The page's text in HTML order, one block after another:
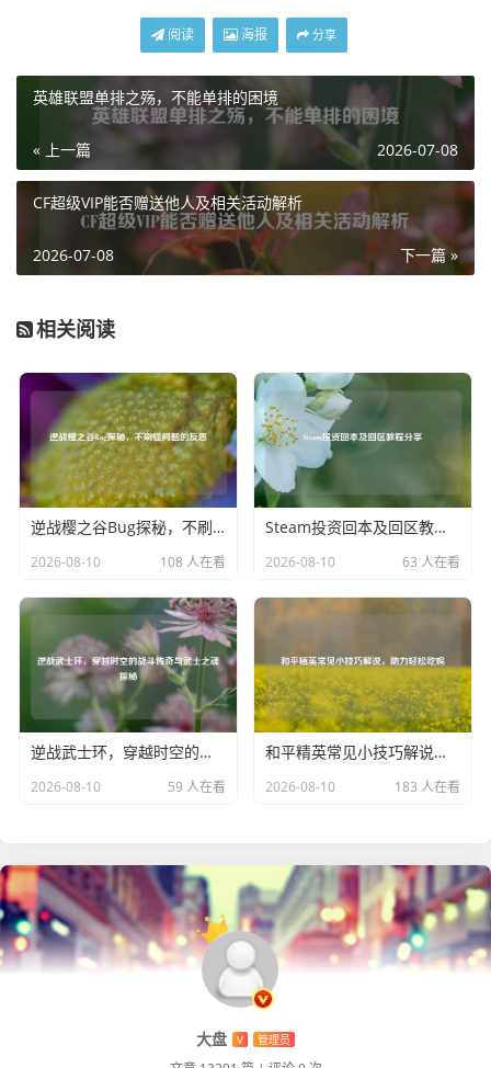
人心弦；inferno 里复杂的地形和激烈的交火，更是考验着
出自己的水平，给对手制造麻烦，也为观众奉献出精彩的战
在直播过程中,解说们专业且生动的讲解也为比赛增色不少，
他们不仅能够清晰地分析比赛局势，解读选手们的操作意
图，还能用幽默风趣的语言让观众们在紧张的比赛之余开怀
大笑，通过解说们的引导，观众们能更加深入地理解 CSGO
的游戏机制和战术策略，进一步提升了观看直播的乐趣。
TYLOO 的 CSGO 直播还不仅仅局限于比赛的呈现，战队会
训练情况，这不仅增加了粉丝与战队之间的互动，也让大家
看到了选手们为了提升实力而付出的努力，直播中还会有各
种有趣的互动环节，比如与观众进行线上问答、抽奖等，让
观众们有机会参与到直播中来，增强了粉丝的粘性。
对于热爱 CSGO TYLOO 的直播就像是一个学习和交流的平
台，大家可以学习到选手们的操作技巧，借鉴他们的战术思
路，与其他粉丝一起讨论游戏心得，每一次观看直播，都像
是一次电竞知识的充电，让人对 CSGO 这款游戏有了更深的
TYLOO 的 CSGO 直播以其精彩的比赛、专业的解说、丰富
的互动以及对电竞文化的传播，成为了电竞爱好者们不可或
缺的一部分，它让我们感受到了 CSGO 的无限魅力，也见证
了 TYLOO 战队在电竞道路上的拼搏与成长，相信在未来，T
YLOO 的 CSGO 直播将会继续为我们带来更多精彩的瞬间，
阅读 海报 分享
英雄联盟单排之殇，不能单排的困境
« 上一篇 2026-07-08
CF超级VIP能否赠送他人及相关活动解析
下一篇 »
2026-07-08
相关阅读
逆战樱之谷Bug探秘，不刷怪问题的反思
2026-08-10 108 人在看
Steam投资回本及回区教程分享
2026-08-10 63 人在看
逆战武士环，穿越时空的战斗传奇与武士之魂探秘
2026-08-10 59 人在看
和平精英常见小技巧解说，助力轻松吃鸡
2026-08-10 183 人在看
大盘 V 管理员